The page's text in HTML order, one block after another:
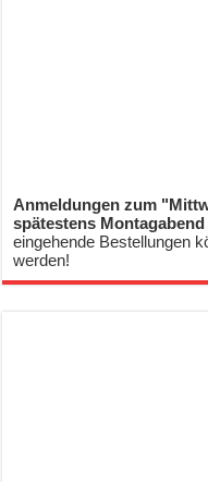
Anmeldungen zum
spätestens
eingehende Bestellungen
werden!